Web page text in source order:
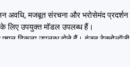
अवधि, मजबूत संरचना और भरोसेमंद प्रदर्शन
के लिए उपयुक्त मॉडल उपलब्ध हैं।
विकल्प उपलब्ध होते हैं। इंजन टेक्नोलॉजी,
भी प्रदान करती हैं।
इलेक्ट्रिक बस की शुरुआती कीमत 0 है। यह